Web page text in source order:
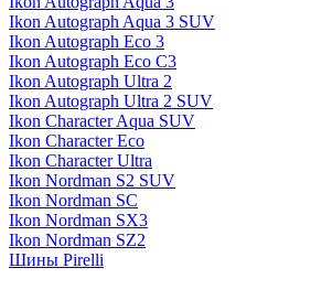
Ikon Autograph Aqua 3 SUV
Ikon Autograph Eco 3
Ikon Autograph Eco C3
Ikon Autograph Ultra 2
Ikon Autograph Ultra 2 SUV
Ikon Character Aqua SUV
Ikon Character Eco
Ikon Character Ultra
Ikon Nordman S2 SUV
Ikon Nordman SC
Ikon Nordman SX3
Ikon Nordman SZ2
Шины Pirelli